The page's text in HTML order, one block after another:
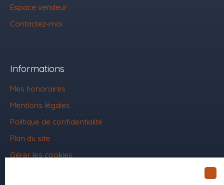
Espace vendeur
Contactez-moi
Informations
Mes honoraires
Mentions légales
Politique de confidentialité
Plan du site
Gérer les cookies